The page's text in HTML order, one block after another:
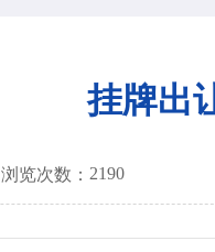
挂牌出
浏览次数： 2190